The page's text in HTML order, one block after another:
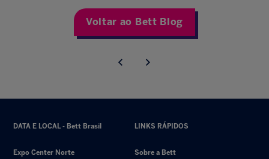
Voltar ao Bett Blog
DATA E LOCAL - Bett Brasil
Expo Center Norte
LINKS RÁPIDOS
Sobre a Bett